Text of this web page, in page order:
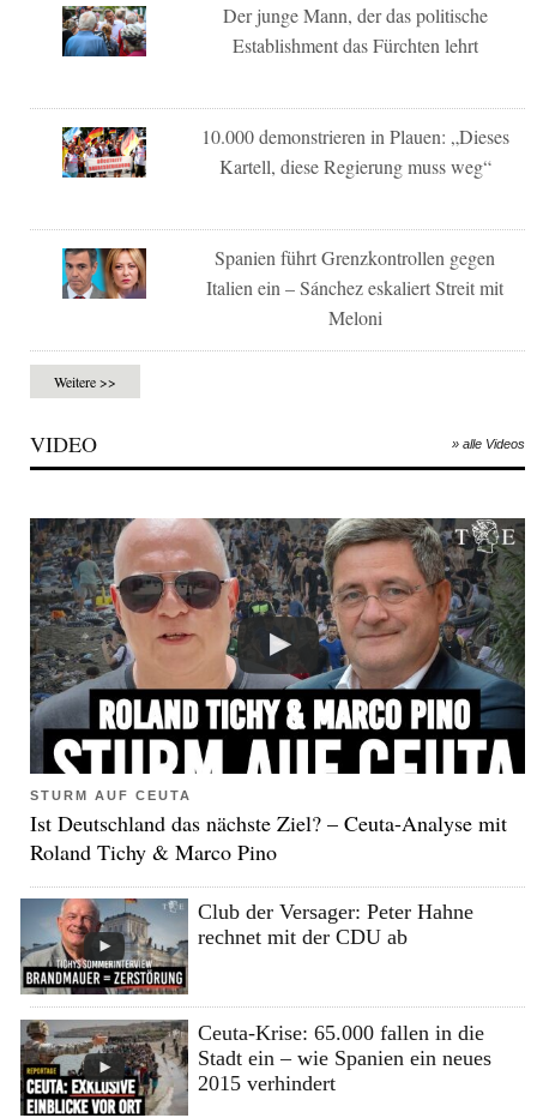
Der junge Mann, der das politische
Establishment das Fürchten lehrt
10.000 demonstrieren in Plauen: „Dieses
Kartell, diese Regierung muss weg“
Spanien führt Grenzkontrollen gegen
Italien ein – Sánchez eskaliert Streit mit
Meloni
Weitere >>
VIDEO » alle Videos
STURM AUF CEUTA
Ist Deutschland das nächste Ziel? – Ceuta-Analyse mit
Roland Tichy & Marco Pino
Club der Versager: Peter Hahne
rechnet mit der CDU ab
Ceuta-Krise: 65.000 fallen in die
Stadt ein – wie Spanien ein neues
2015 verhindert